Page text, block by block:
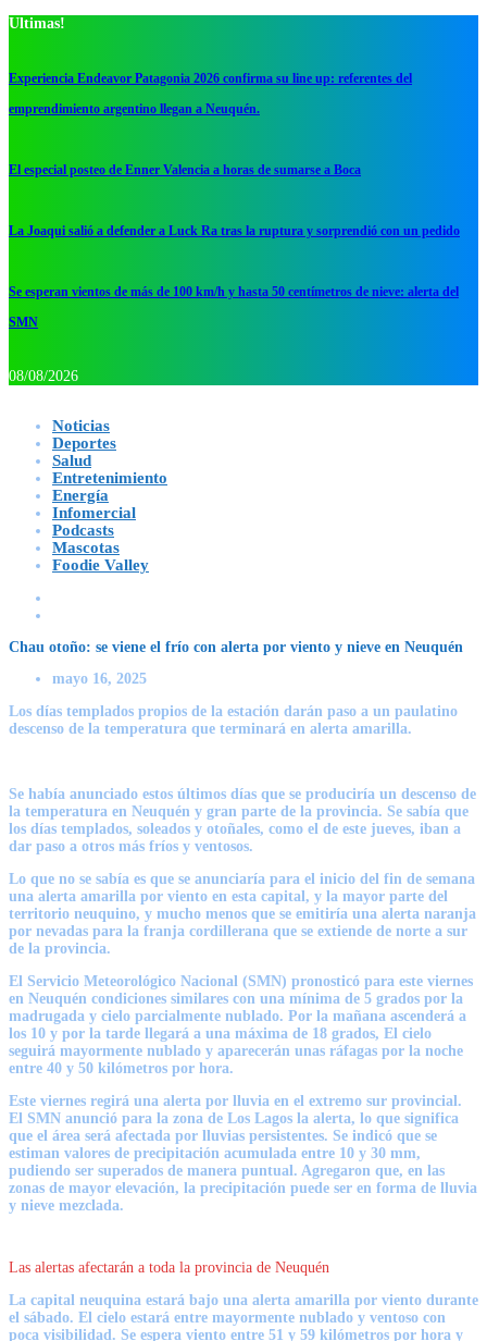
Ultimas!
Experiencia Endeavor Patagonia 2026 confirma su line up: referentes del
emprendimiento argentino llegan a Neuquén.
El especial posteo de Enner Valencia a horas de sumarse a Boca
La Joaqui salió a defender a Luck Ra tras la ruptura y sorprendió con un pedido
Se esperan vientos de más de 100 km/h y hasta 50 centímetros de nieve: alerta del
SMN
08/08/2026
Noticias
Deportes
Salud
Entretenimiento
Energía
Infomercial
Podcasts
Mascotas
Foodie Valley
Chau otoño: se viene el frío con alerta por viento y nieve en Neuquén
mayo 16, 2025
Los días templados propios de la estación darán paso a un paulatino
descenso de la temperatura que terminará en alerta amarilla.
Se había anunciado estos últimos días que se produciría un descenso de
la temperatura en Neuquén y gran parte de la provincia. Se sabía que
los días templados, soleados y otoñales, como el de este jueves, iban a
dar paso a otros más fríos y ventosos.
Lo que no se sabía es que se anunciaría para el inicio del fin de semana
una alerta amarilla por viento en esta capital, y la mayor parte del
territorio neuquino, y mucho menos que se emitiría una alerta naranja
por nevadas para la franja cordillerana que se extiende de norte a sur
de la provincia.
El Servicio Meteorológico Nacional (SMN) pronosticó para este viernes
en Neuquén condiciones similares con una mínima de 5 grados por la
madrugada y cielo parcialmente nublado. Por la mañana ascenderá a
los 10 y por la tarde llegará a una máxima de 18 grados, El cielo
seguirá mayormente nublado y aparecerán unas ráfagas por la noche
entre 40 y 50 kilómetros por hora.
Este viernes regirá una alerta por lluvia en el extremo sur provincial.
El SMN anunció para la zona de Los Lagos la alerta, lo que significa
que el área será afectada por lluvias persistentes. Se indicó que se
estiman valores de precipitación acumulada entre 10 y 30 mm,
pudiendo ser superados de manera puntual. Agregaron que, en las
zonas de mayor elevación, la precipitación puede ser en forma de lluvia
y nieve mezclada.
Las alertas afectarán a toda la provincia de Neuquén
La capital neuquina estará bajo una alerta amarilla por viento durante
el sábado. El cielo estará entre mayormente nublado y ventoso con
poca visibilidad. Se espera viento entre 51 y 59 kilómetros por hora y